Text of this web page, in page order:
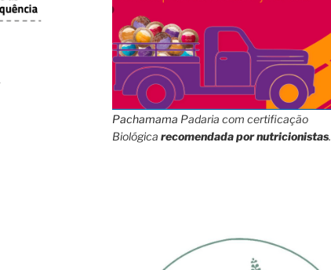
Pachamama Padaria com certificação
Biológica recomendada por nutricionistas.